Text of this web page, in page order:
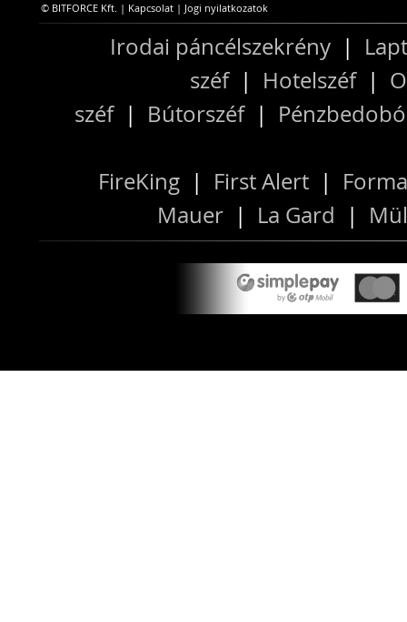
© BITFORCE Kft. | Kapcsolat | Jogi nyilatkozatok
Irodai páncélszekrény |
széf| Hotelszéf|
széf| Bútorszéf|
FireKing | First Alert |
Mauer | La Gard |